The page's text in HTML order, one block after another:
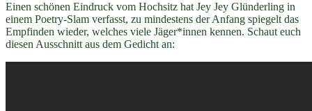
Einen schönen Eindruck vom Hochsitz hat Jey Jey Glünderling in
einem Poetry-Slam verfasst, zu mindestens der Anfang spiegelt das
Empfinden wieder, welches viele Jäger*innen kennen. Schaut euch
diesen Ausschnitt aus dem Gedicht an: